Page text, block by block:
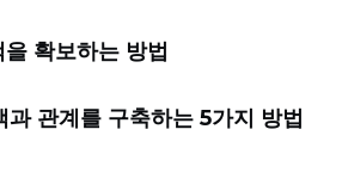
확보하는 방법
관계를 구축하는 5가지 방법